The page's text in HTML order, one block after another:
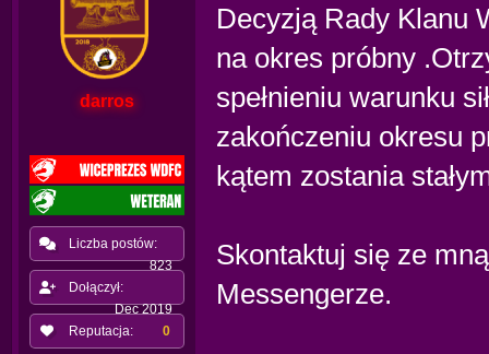
darros
Liczba postów:
823
Dołączył:
Dec 2019
Reputacja:
0
Decyzją Rady Klanu
na okres próbny
spełnieniu warunku
zakończeniu okresu
kątem zostania
Skontaktuj się ze
Messengerze.